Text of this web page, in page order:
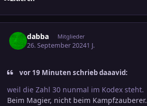
dabba Mitglieder
26. September 20241 J.
vor 19 Minuten schrieb daaavid:
weil die Zahl 30 nunmal im Kodex steht.
Beim Magier, nicht beim Kampfzauberer.